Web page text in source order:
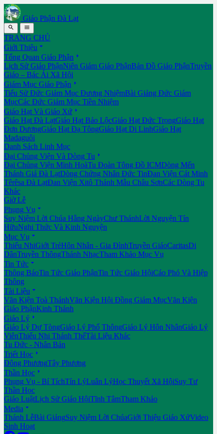
Giáo Phận Đà Lạt
 
TRANG CHỦ
Giới Thiệu 
Tổng Quan Giáo Phận 
Lịch Sử Giáo PhậnNiên Giám Giáo PhậnBản Đồ Giáo PhậnTruyền
Giáo – Bác Ái Xã Hội
Giám Mục Giáo Phận 
Tiểu Sử Đức Giám Mục Đương NhiệmBài Giảng Đức Giám
MụcCác Đức Giám Mục Tiền Nhiệm
Giáo Hạt Và Giáo Xứ 
Giáo Hạt Đà LạtGiáo Hạt Bảo LộcGiáo Hạt Đức TrọngGiáo Hạt
Đơn DươngGiáo Hạt Đạ TôngGiáo Hạt Di LinhGiáo Hạt
Madaguôi
Danh Sách Linh Mục
Đại Chủng Viện Và Dòng Tu 
Đại Chủng Viện Minh HoàTu Đoàn Tông Đồ ICMDòng Mến
Thánh Giá Đà LạtDòng Chứng Nhân Đức TinĐan Viện Cát Minh
Têrêsa Đà LạtĐan Viện Xitô Thánh Mẫu Châu SơnCác Dòng Tu
Khác
Giờ Lễ
Phụng Vụ 
Suy Niệm Lời Chúa Hằng NgàyChư ThánhLời Nguyện Tín
HữuNghi Thức Và Kinh Nguyện
Mục Vụ 
Thiếu NhiGiới TrẻHôn Nhân - Gia ĐìnhTruyền GiáoCaritasDi
DânTruyền ThôngThánh NhạcTham Khảo Mục Vụ
Tin Tức 
Thông BáoTin Tức Giáo PhậnTin Tức Giáo HộiCáo Phó Và Hiệp
Thông
Tài Liệu 
Văn Kiện Toà ThánhVăn Kiện Hội Đồng Giám MụcVăn Kiện
Giáo PhậnKinh Thánh
Giáo Lý 
Giáo Lý Dự TòngGiáo Lý Phổ ThôngGiáo Lý Hôn NhânGiáo Lý
ViênThiếu Nhi Thánh ThểTài Liệu Khác
Tu Đức - Nhân Bản
Triết Học 
Đông PhươngTây Phương
Thần Học 
Phụng Vụ - Bí TíchTín LýLuân LýHọc Thuyết Xã HộiSuy Tư
Thần Học
Giáo LuậtLịch Sử Giáo HộiTĩnh TâmTham Khảo
Media 
Thánh LễBài GiảngSuy Niệm Lời ChúaGiới Thiệu Giáo XứVideo
Sinh Hoạt